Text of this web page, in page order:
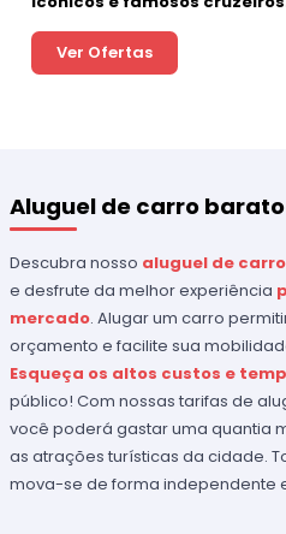
Ver Ofertas
Aluguel de carro
Descubra nosso aluguel de
e desfrute da melhor experiência
mercado. Alugar um carro
orçamento e facilite sua
Esqueça os altos custos e
público! Com nossas tarifas de
você poderá gastar uma quantia
as atrações turísticas da cidade.
mova-se de forma independente